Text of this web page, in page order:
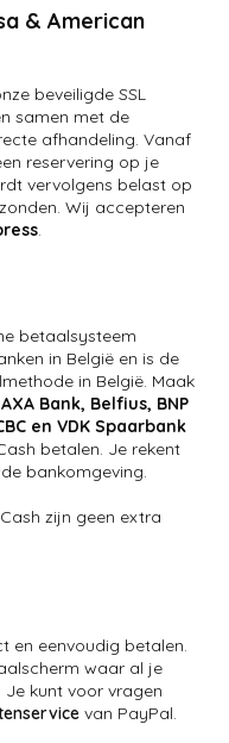
& American
beveiligde SSL
samen met de
afhandeling. Vanaf
reservering op je
vervolgens belast op
Wij accepteren
.
betaalsysteem
in België en is de
in België. Maak
AXA Bank, Belfius, BNP
en VDK Spaarbank
betalen. Je rekent
bankomgeving.
zijn geen extra
en eenvoudig betalen.
waar al je
kunt voor vragen
van PayPal.